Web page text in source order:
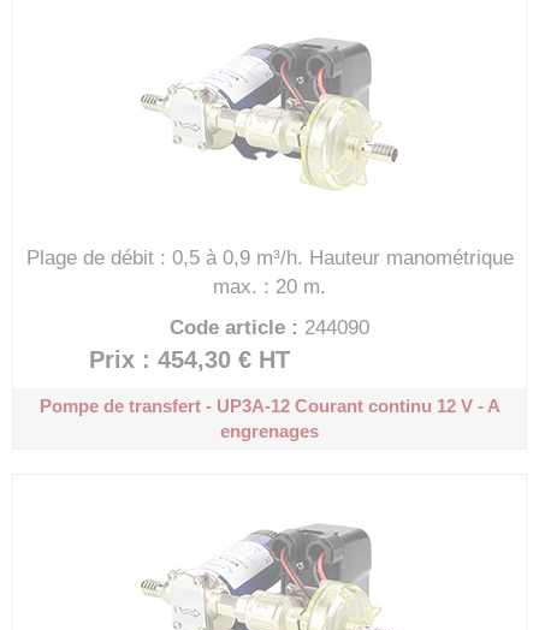
Plage de débit : 0,5 à 0,9 m³/h. Hauteur manométrique
max. : 20 m.
Code article : 244090
Prix : 454,30 € HT
Pompe de transfert - UP3A-12Courant continu 12 V - A
engrenages